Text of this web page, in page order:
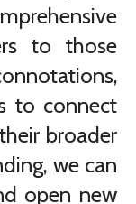
to those
to connect
broader
we can
open new